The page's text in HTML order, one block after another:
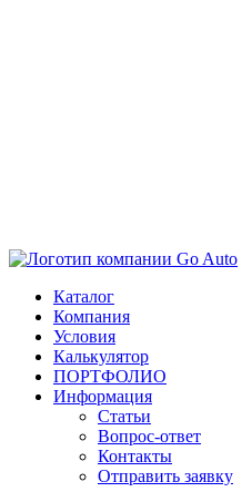
Каталог
Компания
Условия
Калькулятор
ПОРТФОЛИО
Информация
Статьи
Вопрос-ответ
Контакты
Отправить заявку